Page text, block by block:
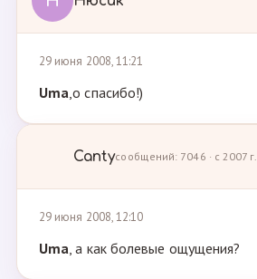
29 июня 2008, 11:21
Uma,о спасибо!)
Cantyсообщений: 7046 · с 2007 г.
29 июня 2008, 12:10
Uma, а как болевые ощущения?